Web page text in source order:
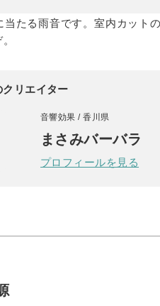
当たる雨音です。室内カット
クリエイター
音響効果 / 香川県
まさみバーバラ
プロフィールを見る